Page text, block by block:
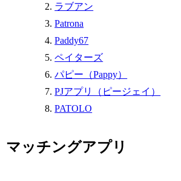
ラブアン
Patrona
Paddy67
ペイターズ
パピー（Pappy）
PJアプリ（ピージェイ）
PATOLO
マッチングアプリ